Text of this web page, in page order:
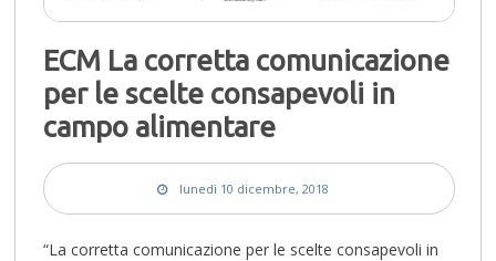
ECM La corretta comunicazione
per le scelte consapevoli in
campo alimentare
lunedì 10 dicembre, 2018
“La corretta comunicazione per le scelte consapevoli in